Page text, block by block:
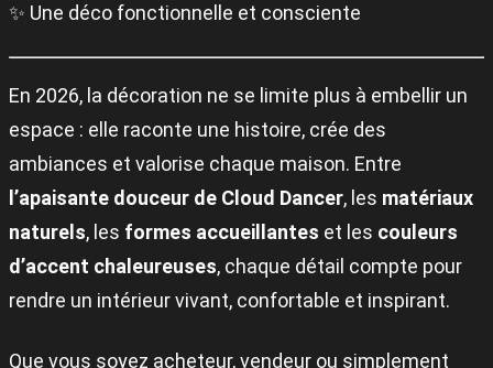
✨ Une déco fonctionnelle et consciente
En 2026, la décoration ne se limite plus à embellir un
espace : elle raconte une histoire, crée des
ambiances et valorise chaque maison. Entre
l’apaisante douceur de Cloud Dancer, les matériaux
naturels, les formes accueillantes et les couleurs
d’accent chaleureuses, chaque détail compte pour
rendre un intérieur vivant, confortable et inspirant.
Que vous soyez acheteur, vendeur ou simplement